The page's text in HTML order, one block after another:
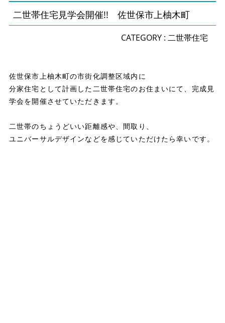
二世帯住宅見学会開催!! 佐世保市上柚木町
CATEGORY :二世帯住宅
佐世保市上柚木町の市街化調整区域内に
分家住宅として計画した二世帯住宅のお住まいにて、完成見
学会を開催させていただきます。
二世帯のちょうどいい距離感や、間取り、
ユニバーサルデザインなどを感じていただけたら幸いです。